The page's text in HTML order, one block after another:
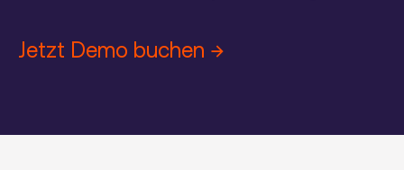
Jetzt Demo buchen →